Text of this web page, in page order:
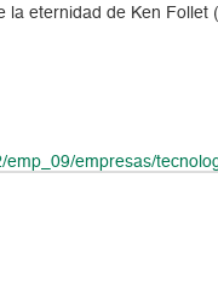
la eternidad de Ken
empresas/